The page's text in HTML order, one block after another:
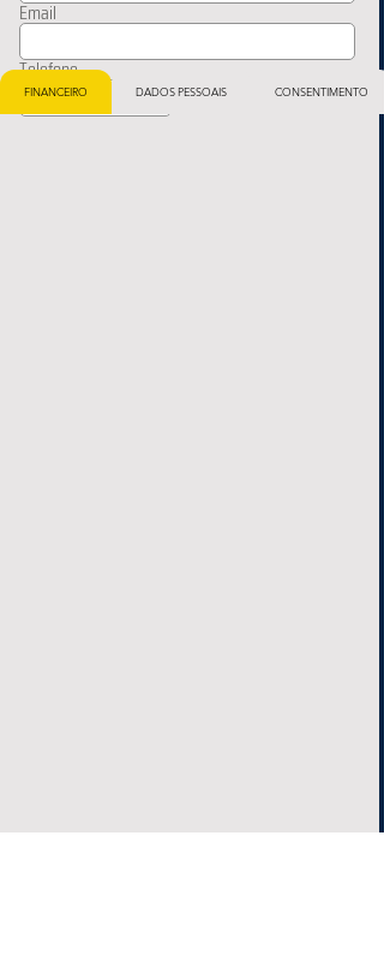
Email
Telefone
FINANCEIRO DADOS PESSOAIS CONSENTIMENTO